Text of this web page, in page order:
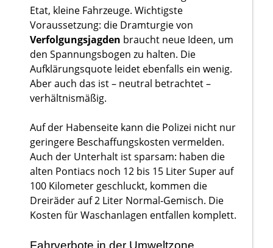
Etat, kleine Fahrzeuge. Wichtigste
Voraussetzung: die Dramturgie von
Verfolgungsjagden braucht neue Ideen, um
den Spannungsbogen zu halten. Die
Aufklärungsquote leidet ebenfalls ein wenig.
Aber auch das ist – neutral betrachtet –
verhältnismäßig.
Auf der Habenseite kann die Polizei nicht nur
geringere Beschaffungskosten vermelden.
Auch der Unterhalt ist sparsam: haben die
alten Pontiacs noch 12 bis 15 Liter Super auf
100 Kilometer geschluckt, kommen die
Dreiräder auf 2 Liter Normal-Gemisch. Die
Kosten für Waschanlagen entfallen komplett.
Fahrverbote in der Umweltzone